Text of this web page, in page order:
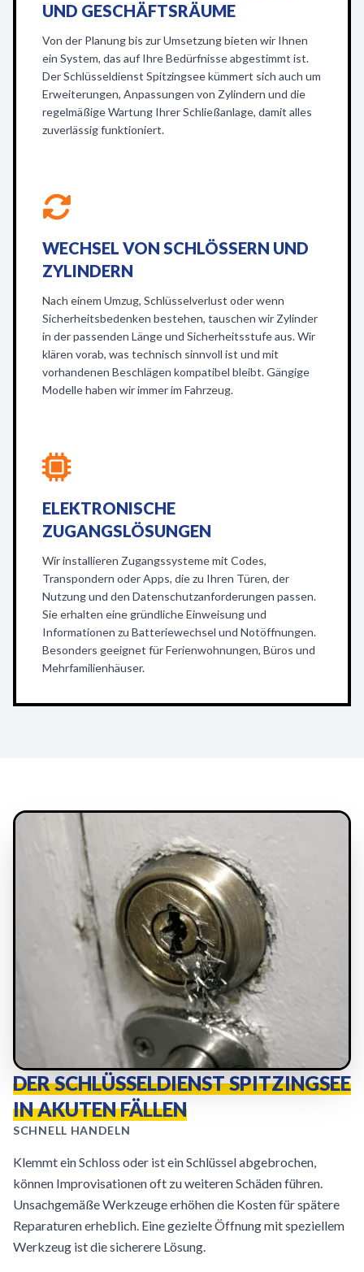
ND GESCHÄFTSRÄUME
Von der Planung bis zur Umsetzung bieten wir Ihnen
ein System, das auf Ihre Bedürfnisse abgestimmt ist.
Der Schlüsseldienst Spitzingsee kümmert sich auch um
Erweiterungen, Anpassungen von Zylindern und die
regelmäßige Wartung Ihrer Schließanlage, damit alles
zuverlässig funktioniert.
WECHSEL VON SCHLÖSSERN UND
ZYLINDERN
Nach einem Umzug, Schlüsselverlust oder wenn
Sicherheitsbedenken bestehen, tauschen wir Zylinder
in der passenden Länge und Sicherheitsstufe aus. Wir
klären vorab, was technisch sinnvoll ist und mit
vorhandenen Beschlägen kompatibel bleibt. Gängige
Modelle haben wir immer im Fahrzeug.
ELEKTRONISCHE
ZUGANGSLÖSUNGEN
Wir installieren Zugangssysteme mit Codes,
Transpondern oder Apps, die zu Ihren Türen, der
Nutzung und den Datenschutzanforderungen passen.
Sie erhalten eine gründliche Einweisung und
Informationen zu Batteriewechsel und Notöffnungen.
Besonders geeignet für Ferienwohnungen, Büros und
Mehrfamilienhäuser.
DER SCHLÜSSELDIENST SPITZINGSEE
IN AKUTEN FÄLLEN
SCHNELL HANDELN
Klemmt ein Schloss oder ist ein Schlüssel abgebrochen,
können Improvisationen oft zu weiteren Schäden führen.
Unsachgemäße Werkzeuge erhöhen die Kosten für spätere
Reparaturen erheblich. Eine gezielte Öffnung mit speziellem
Werkzeug ist die sicherere Lösung.